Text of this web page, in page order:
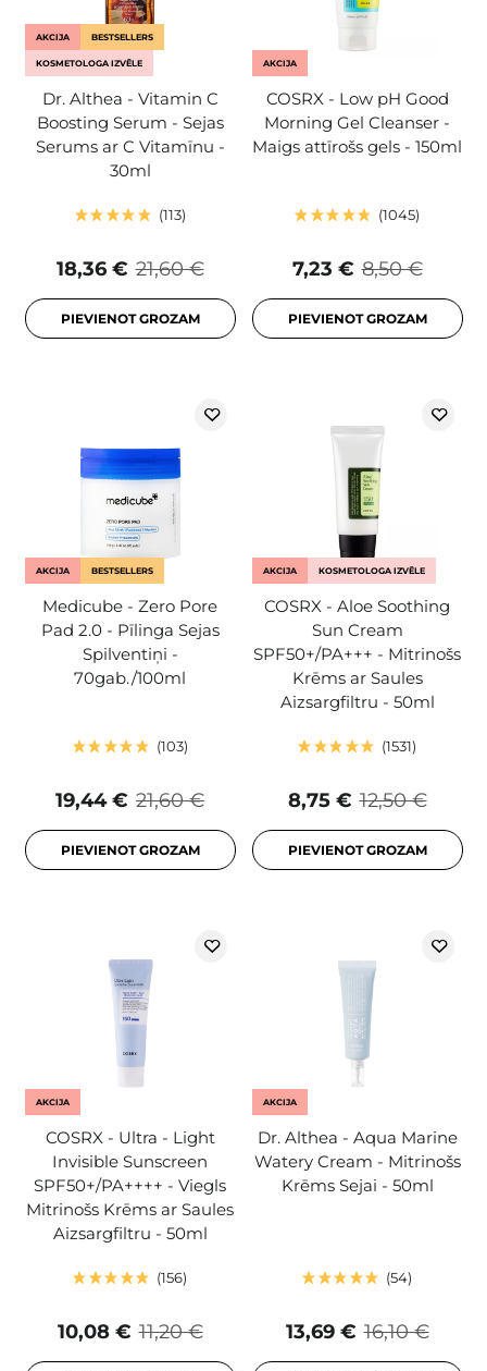
AKCIJA BESTSELLERS
KOSMETOLOGA IZVĒLE
Dr. Althea - Vitamin C
Boosting Serum - Sejas
Serums ar C Vitamīnu -
30ml
113
21,60 €
18,36 €
PIEVIENOT GROZAM
AKCIJA
COSRX - Low pH Good
Morning Gel Cleanser -
Maigs attīrošs gels - 150ml
1045
8,50 €
7,23 €
PIEVIENOT GROZAM
AKCIJA BESTSELLERS
Medicube - Zero Pore
Pad 2.0 - Pīlinga Sejas
Spilventiņi -
70gab./100ml
103
21,60 €
19,44 €
PIEVIENOT GROZAM
AKCIJA KOSMETOLOGA IZVĒLE
COSRX - Aloe Soothing
Sun Cream
SPF50+/PA+++ - Mitrinošs
Krēms ar Saules
Aizsargfiltru - 50ml
1531
12,50 €
8,75 €
PIEVIENOT GROZAM
AKCIJA
COSRX - Ultra - Light
Invisible Sunscreen
SPF50+/PA++++ - Viegls
Mitrinošs Krēms ar Saules
Aizsargfiltru - 50ml
156
11,20 €
10,08 €
AKCIJA
Dr. Althea - Aqua Marine
Watery Cream - Mitrinošs
Krēms Sejai - 50ml
54
16,10 €
13,69 €